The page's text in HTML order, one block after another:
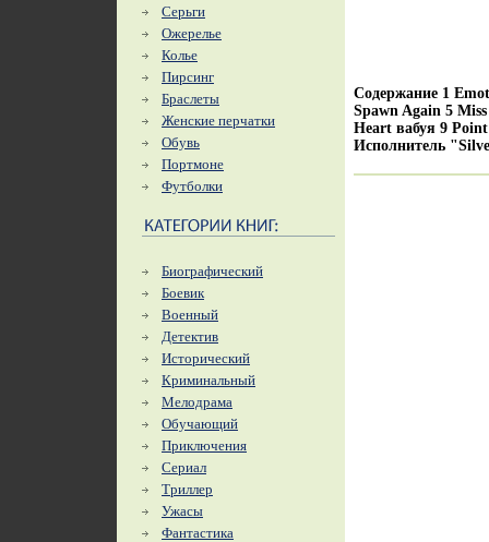
Серьги
Ожерелье
Колье
Пирсинг
Браслеты
Женские перчатки
Обувь
Портмоне
Футболки
Биографический
Боевик
Военный
Детектив
Исторический
Криминальный
Мелодрама
Обучающий
Приключения
Сериал
Триллер
Ужасы
Фантастика
Содержание 1
Spawn Again 5
Heart вабуя 9
Исполнитель